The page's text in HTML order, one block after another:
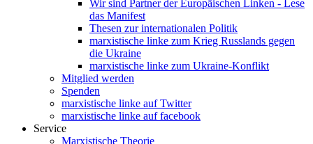
Wir sind Partner der Europäischen Linken - Lese
das Manifest
Thesen zur internationalen Politik
marxistische linke zum Krieg Russlands gegen
die Ukraine
marxistische linke zum Ukraine-Konflikt
Mitglied werden
Spenden
marxistische linke auf Twitter
marxistische linke auf facebook
Service
Marxistische Theorie